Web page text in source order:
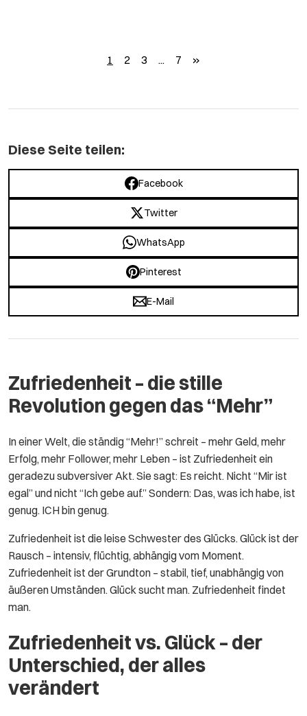
1 2 3 ... 7 »
Diese Seite teilen:
Facebook
Twitter
WhatsApp
Pinterest
E-Mail
Zufriedenheit – die stille
Revolution gegen das “Mehr”
In einer Welt, die ständig “Mehr!” schreit – mehr Geld, mehr
Erfolg, mehr Follower, mehr Leben – ist Zufriedenheit ein
geradezu subversiver Akt. Sie sagt: Es reicht. Nicht “Mir ist
egal” und nicht “Ich gebe auf.” Sondern: Das, was ich habe, ist
genug. ICH bin genug.
Zufriedenheit ist die leise Schwester des Glücks. Glück ist der
Rausch – intensiv, flüchtig, abhängig vom Moment.
Zufriedenheit ist der Grundton – stabil, tief, unabhängig von
äußeren Umständen. Glück sucht man. Zufriedenheit findet
man.
Zufriedenheit vs. Glück – der
Unterschied, der alles
verändert